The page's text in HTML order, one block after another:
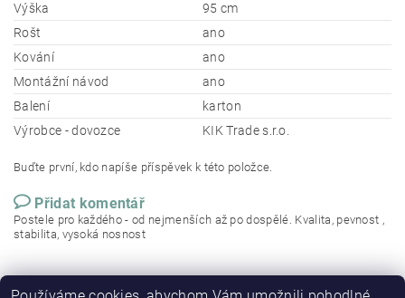
Výška
95 cm
Rošt
ano
Kování
ano
Montážní návod
ano
Balení
karton
Výrobce - dovozce
KIK Trade s.r.o.
Buďte první, kdo napíše příspěvek k této položce.
Přidat komentář
Postele pro každého - od nejmenších až po dospělé. Kvalita, pevnost ,
stabilita, vysoká nosnost